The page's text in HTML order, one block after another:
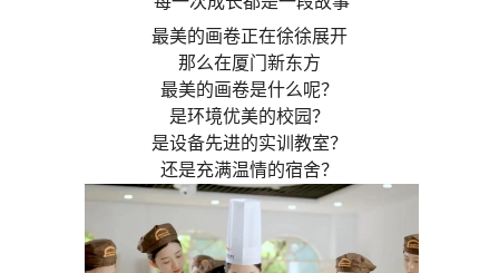
最美的画卷正在徐徐展开
那么在厦门新东方
最美的画卷是什么呢？
是环境优美的校园？
是设备先进的实训教室？
还是充满温情的宿舍？